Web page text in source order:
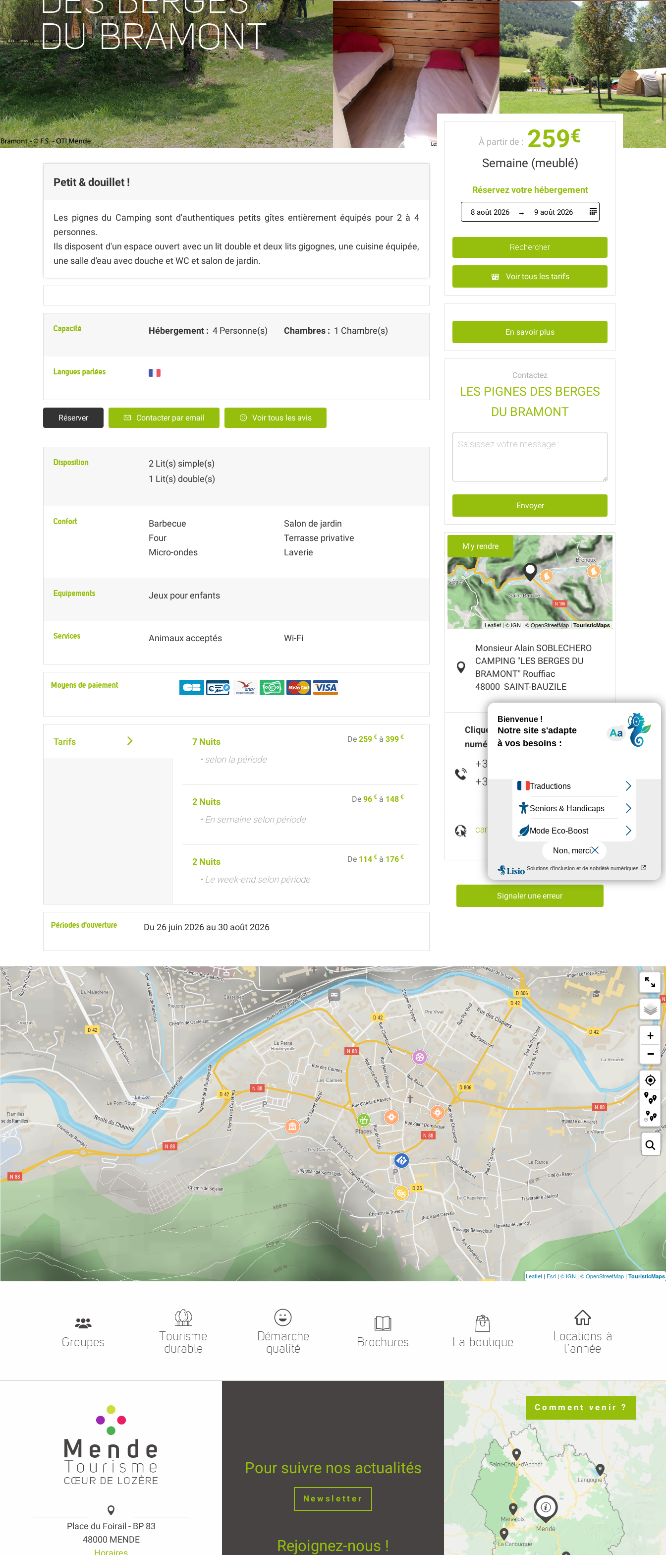
DU BRAMONT
Petit & douillet !
Les pignes du Camping sont d'authentiques petits gîtes entièrement équipés pour 2 à 4
personnes.
Ils disposent d'un espace ouvert avec un lit double et deux lits gigognes, une cuisine équipée,
une salle d'eau avec douche et WC et salon de jardin.
Capacité Hébergement : 4 Personne(s) Chambres : 1 Chambre(s)
Langues parlées
Réserver Contacter par email Voir tous les avis
Disposition 2 Lit(s) simple(s)
1 Lit(s) double(s)
Confort
Barbecue
Four
Micro-ondes
Salon de jardin
Terrasse privative
Laverie
Equipements Jeux pour enfants
Services Animaux acceptés Wi-Fi
Moyens de paiement
Tarifs 7 Nuits De259 € à399 €
• selon la période
2 Nuits De96 € à 148 €
• En semaine selon période
2 Nuits De 114 € à 176 €
• Le week-end selon période
Périodes d'ouverture Du 26 juin 2026 au 30 août 2026
À partir de : 259€
Semaine (meublé)
Réservez votre hébergement
8 août 2026 9 août 2026
Rechercher
Voir tous les tarifs
En savoir plus
Contactez
LES PIGNES DES BERGES
DU BRAMONT
Envoyer
M'y rendre
Monsieur Alain SOBLECHERO
CAMPING "LES BERGES DU
BRAMONT" Rouffiac
48000 SAINT-BAUZILE
Cliquez pour afficher le(s)
numéro(s)
+33 4 66 94 21
+33 4 66 47 05▒▒
Signaler une erreur
+
−
Leaflet | Esri | © IGN | © OpenStreetMap | TouristicMaps
Groupes
Tourisme
durable
Démarche
qualité
Brochures La boutique
Locations à
l’année
Place du Foirail - BP 83
48000 MENDE
Horaires
Pour suivre nos actualités
Newsletter
Rejoignez-nous !
Comment venir ?